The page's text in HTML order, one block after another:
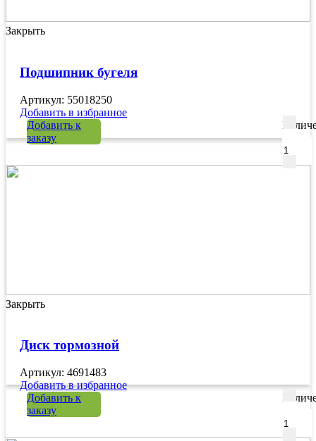
Закрыть
Подшипник бугеля
Артикул: 55018250
Добавить в избранное
Добавить к
заказу
Закрыть
Диск тормозной
Артикул: 4691483
Добавить в избранное
Добавить к
заказу